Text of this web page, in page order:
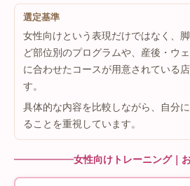
選定基準
女性向けという表現だけではなく、
ど部位別のプログラムや、産後・ウ
に合わせたコースが用意されている
す。
具体的な内容を比較しながら、自分
ることを重視しています。
女性向けトレーニング｜